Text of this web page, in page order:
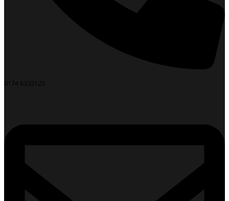
0174 6332120